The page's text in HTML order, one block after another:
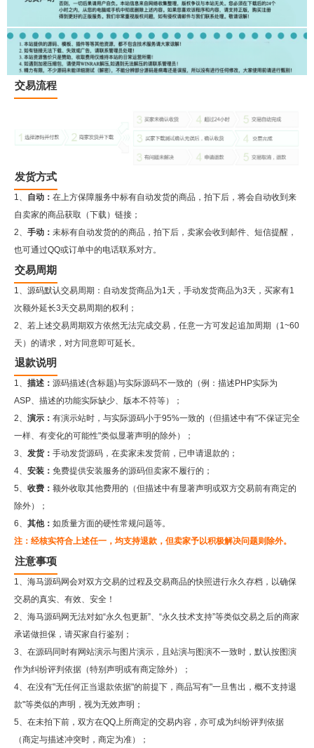
交易流程
发货方式
1、 自动： 在上方保障服务中标有自动发货的商品，拍下后，将会自动收到来
自卖家的商品获取（下载）链接；
2、 手动： 未标有自动发货的的商品，拍下后，卖家会收到邮件、短信提醒，
也可通过QQ或订单中的电话联系对方。
交易周期
1、源码默认交易周期：自动发货商品为1天，手动发货商品为3天，买家有1
次额外延长3天交易周期的权利；
2、若上述交易周期双方依然无法完成交易，任意一方可发起追加周期（1~60
天）的请求，对方同意即可延长。
退款说明
1、 描述： 源码描述(含标题)与实际源码不一致的（例：描述PHP实际为
ASP、描述的功能实际缺少、版本不符等）；
2、 演示： 有演示站时，与实际源码小于95%一致的（但描述中有"不保证完全
一样、有变化的可能性"类似显著声明的除外）；
3、 发货： 手动发货源码，在卖家未发货前，已申请退款的；
4、 安装： 免费提供安装服务的源码但卖家不履行的；
5、 收费： 额外收取其他费用的（但描述中有显著声明或双方交易前有商定的
除外）；
6、 其他： 如质量方面的硬性常规问题等。
注：经核实符合上述任一，均支持退款，但卖家予以积极解决问题则除外。
注意事项
1、海马源码网会对双方交易的过程及交易商品的快照进行永久存档，以确保
交易的真实、有效、安全！
2、 海马源码网无法对如“永久包更新”、“永久技术支持”等类似交易之后的商家
承诺做担保，请买家自行鉴别；
3、在源码同时有网站演示与图片演示，且站演与图演不一致时，默认按图演
作为纠纷评判依据（特别声明或有商定除外）；
4、在没有"无任何正当退款依据"的前提下，商品写有"一旦售出，概不支持退
款"等类似的声明，视为无效声明；
5、在未拍下前，双方在QQ上所商定的交易内容，亦可成为纠纷评判依据
（商定与描述冲突时，商定为准）；